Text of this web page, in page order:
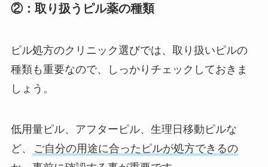
②：取り扱うピル薬の種類
ピル処方のクリニック選びでは、取り扱いピルの
種類も重要なので、しっかりチェックしておきま
しょう。
低用量ピル、アフターピル、生理日移動ピルな
ど、
ご自分の用途に合ったピルが処方できるの